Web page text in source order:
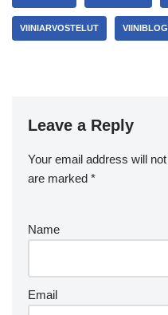
VIINIARVOSTELUT VIINIBLOGI
Leave a Reply
Your email address will
are marked *
Name
Email